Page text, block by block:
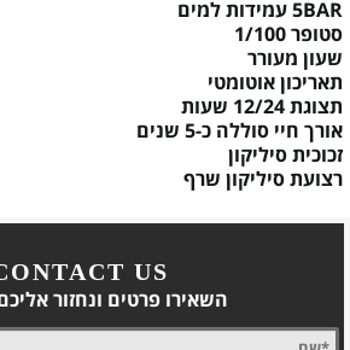
סטופר 1/100
שעון מעורר
תאריכון אוטומטי
תצוגת 12/24 שעות
אורך חיי סוללה כ-5 שנים
זכוכית סיליקון
רצועת סיליקון שרף
US
השאירו פרטים ונחזור